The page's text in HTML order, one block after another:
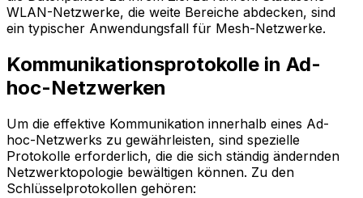
WLAN-Netzwerke, die weite Bereiche abdecken, sind
ein typischer Anwendungsfall für Mesh-Netzwerke.
Kommunikationsprotokolle in Ad-
hoc-Netzwerken
Um die effektive Kommunikation innerhalb eines Ad-
hoc-Netzwerks zu gewährleisten, sind spezielle
Protokolle erforderlich, die die sich ständig ändernden
Netzwerktopologie bewältigen können. Zu den
Schlüsselprotokollen gehören: